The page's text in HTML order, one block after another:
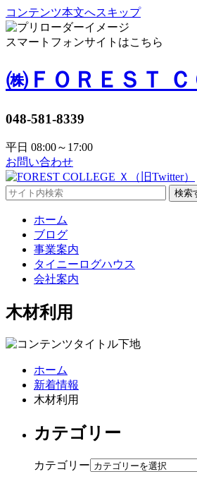
コンテンツ本文へスキップ
スマートフォンサイトはこちら
㈱ＦＯＲＥＳＴ Ｃ
048-581-8339
平日 08:00～17:00
お問い合わせ
検索
ホーム
ブログ
事業案内
タイニーログハウス
会社案内
木材利用
ホーム
新着情報
木材利用
カテゴリー
カテゴリー